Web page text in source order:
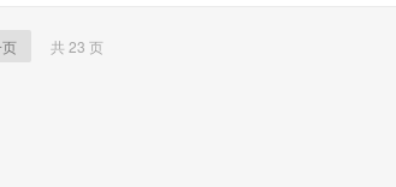
共 23 页